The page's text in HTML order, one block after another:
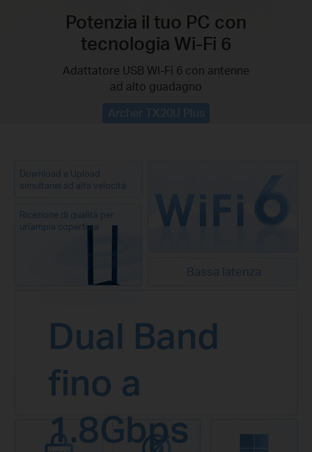
Potenzia il tuo PC con
tecnologia Wi-Fi 6
Adattatore USB WI-Fi 6 con antenne
ad alto guadagno
Archer TX20U Plus
Download e Upload
simultanei ad alta velocità
Ricezione di qualità per
un'ampia copertura
Bassa latenza
Dual Band
fino a
1.8Gbps